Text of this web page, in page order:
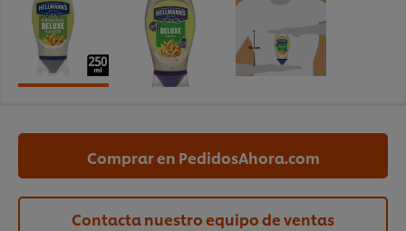
Comprar en PedidosAhora.com
Contacta nuestro equipo de ventas